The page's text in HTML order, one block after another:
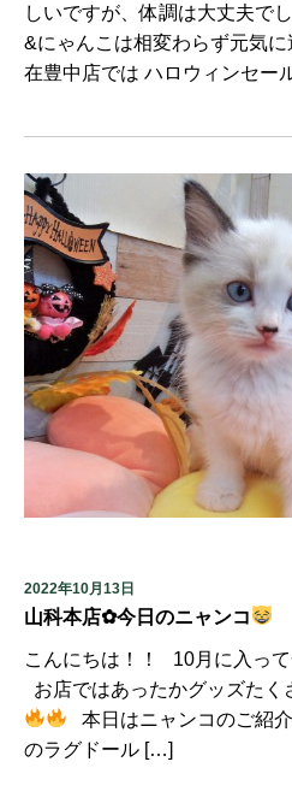
しいですが、体調は大丈夫で
&にゃんこは相変わらず元気
在豊中店では ハロウィンセー
2022年10月13日
山科本店✿今日のニャンコ
こんにちは！！ 10月に入っ
お店ではあったかグッズたく
本日はニャンコのご紹
のラグドール […]